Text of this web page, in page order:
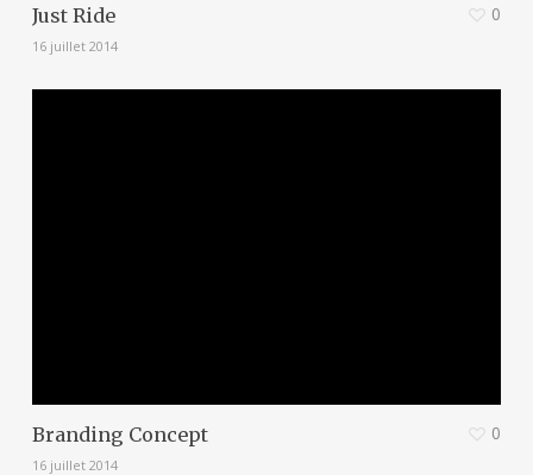
Just Ride
16 juillet 2014
0
Branding Concept
16 juillet 2014
0